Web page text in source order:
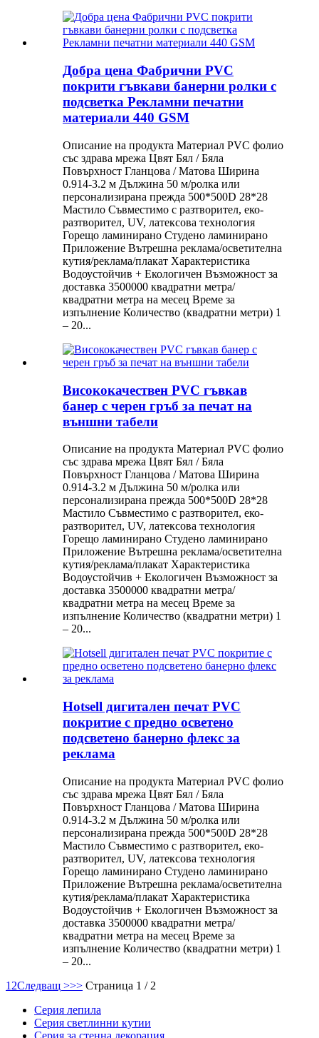
Добра цена Фабрични PVC
покрити гъвкави банерни ролки с
подсветка Рекламни печатни
материали 440 GSM
Описание на продукта Материал PVC фолио
със здрава мрежа Цвят Бял / Бяла
Повърхност Гланцова / Матова Ширина
0.914-3.2 м Дължина 50 м/ролка или
персонализирана прежда 500*500D 28*28
Мастило Съвместимо с разтворител, еко-
разтворител, UV, латексова технология
Горещо ламинирано Студено ламинирано
Приложение Вътрешна реклама/осветителна
кутия/реклама/плакат Характеристика
Водоустойчив + Екологичен Възможност за
доставка 3500000 квадратни метра/
квадратни метра на месец Време за
изпълнение Количество (квадратни метри) 1
– 20...
Висококачествен PVC гъвкав
банер с черен гръб за печат на
външни табели
Описание на продукта Материал PVC фолио
със здрава мрежа Цвят Бял / Бяла
Повърхност Гланцова / Матова Ширина
0.914-3.2 м Дължина 50 м/ролка или
персонализирана прежда 500*500D 28*28
Мастило Съвместимо с разтворител, еко-
разтворител, UV, латексова технология
Горещо ламинирано Студено ламинирано
Приложение Вътрешна реклама/осветителна
кутия/реклама/плакат Характеристика
Водоустойчив + Екологичен Възможност за
доставка 3500000 квадратни метра/
квадратни метра на месец Време за
изпълнение Количество (квадратни метри) 1
– 20...
Hotsell дигитален печат PVC
покритие с предно осветено
подсветено банерно флекс за
реклама
Описание на продукта Материал PVC фолио
със здрава мрежа Цвят Бял / Бяла
Повърхност Гланцова / Матова Ширина
0.914-3.2 м Дължина 50 м/ролка или
персонализирана прежда 500*500D 28*28
Мастило Съвместимо с разтворител, еко-
разтворител, UV, латексова технология
Горещо ламинирано Студено ламинирано
Приложение Вътрешна реклама/осветителна
кутия/реклама/плакат Характеристика
Водоустойчив + Екологичен Възможност за
доставка 3500000 квадратни метра/
квадратни метра на месец Време за
изпълнение Количество (квадратни метри) 1
– 20...
1 2Следващ >>> Страница 1 / 2
Серия лепила
Серия светлинни кутии
Серия за стенна декорация